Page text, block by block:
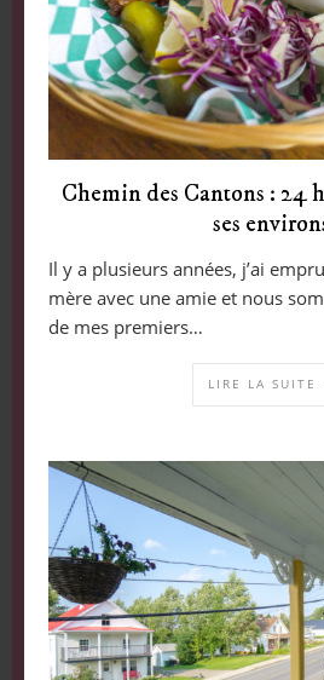
Chemin des Cantons : 24
ses
Il y a plusieurs années, j’ai
mère avec une amie et nous
de mes premiers…
LIRE LA SUITE